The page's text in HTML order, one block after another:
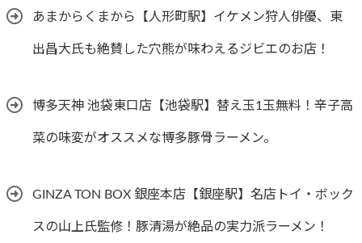
あまからくまから【人形町駅】イケメン狩人俳優、東
出昌大氏も絶賛した穴熊が味わえるジビエのお店！
博多天神 池袋東口店【池袋駅】替え玉1玉無料！辛子高
菜の味変がオススメな博多豚骨ラーメン。
GINZA TON BOX 銀座本店【銀座駅】名店トイ・ボック
スの山上氏監修！豚清湯が絶品の実力派ラーメン！